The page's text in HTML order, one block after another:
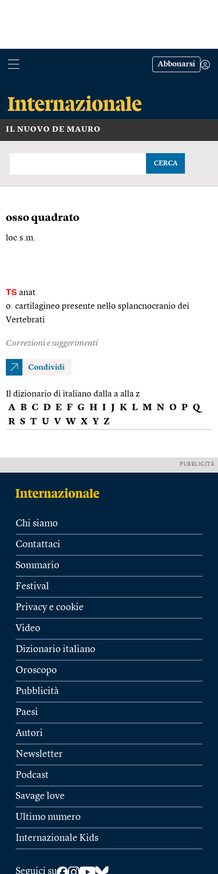
Abbonarsi
IL NUOVO DE MAURO
CERCA
osso quadrato
loc.s.m.
TS anat.
o. cartilagineo presente nello splancnocranio dei
Vertebrati
Correzioni e suggerimenti
Condividi
Il dizionario di italiano dalla a alla z
A B C D E F G H I J K L M N O P Q
R S T U V W X Y Z
PUBBLICITÀ
Chi siamo
Contattaci
Sommario
Festival
Privacy e cookie
Video
Dizionario italiano
Oroscopo
Pubblicità
Paesi
Autori
Newsletter
Podcast
Savage love
Ultimo numero
Internazionale Kids
Seguici su